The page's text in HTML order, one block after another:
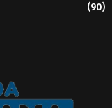
(90)